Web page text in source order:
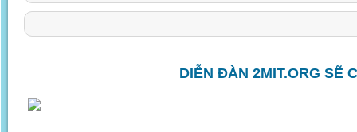
DIỄN ĐÀN 2MIT.ORG SẼ